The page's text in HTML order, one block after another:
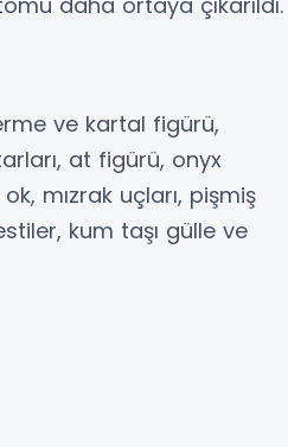
ve kartal figürü,
at figürü, onyx
mızrak uçları, pişmiş
kum taşı gülle ve